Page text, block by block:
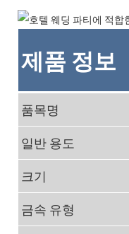
제품 정보
품목명
일반 용도
크기
금속 유형